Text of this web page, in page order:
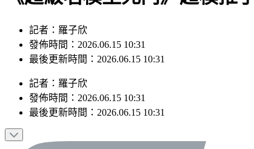
記者：羅子欣
發佈時間：2026.06.15 10:31
最後更新時間：2026.06.15 10:31
記者 ： 羅子欣
發佈時間： 2026.06.15 10:31
最後更新時間： 2026.06.15 10:31